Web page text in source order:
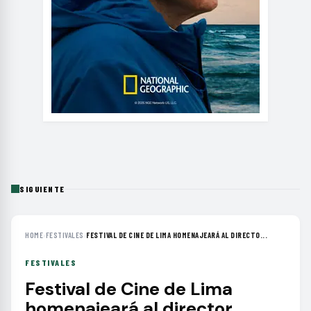
SIGUIENTE
HOME›FESTIVALES ›FESTIVAL DE CINE DE LIMA HOMENAJEARÁ AL DIRECTO...
FESTIVALES
Festival de Cine de Lima